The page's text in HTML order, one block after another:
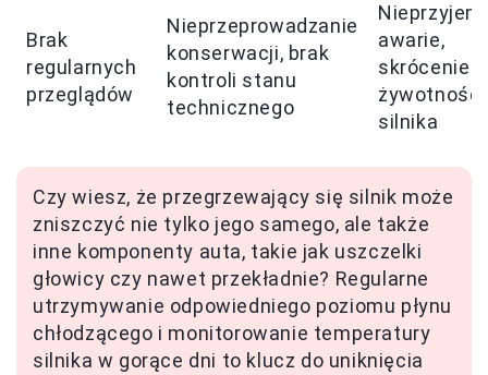
Brak
regularnych
przeglądów
Nieprzeprowadzanie
konserwacji, brak
kontroli stanu
technicznego
awarie,
skrócenie
żywotności
silnika
Czy wiesz, że przegrzewający się silnik może
zniszczyć nie tylko jego samego, ale także
inne komponenty auta, takie jak uszczelki
głowicy czy nawet przekładnie? Regularne
utrzymywanie odpowiedniego poziomu płynu
chłodzącego i monitorowanie temperatury
silnika w gorące dni to klucz do uniknięcia